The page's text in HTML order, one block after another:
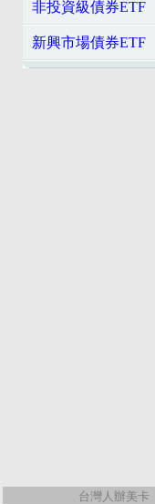
非投資級債券ETF
新興市場債券ETF
台灣人辦美卡